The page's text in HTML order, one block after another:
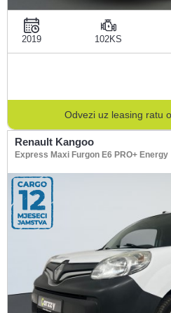
2019 102KS
Odvezi uz leasing ratu
Renault Kangoo
Express Maxi Furgon E6 PRO+ Energy